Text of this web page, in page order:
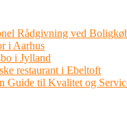
Rådgivning ved
i Aarhus
i Jylland
restaurant i Ebeltoft
Guide til Kvalitet og